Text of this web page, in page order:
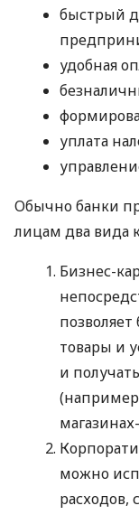
быстрый
удобная
уплата
Обычно банки
лицам два вида
Бизнес-
позволяет
товары и
и
можно
расходов,